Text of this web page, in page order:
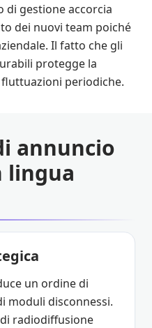
di gestione accorcia
dei nuovi team poiché
Il fatto che gli
protegge la
periodiche.
annuncio
lingua
un ordine di
moduli disconnessi.
radiodiffusione